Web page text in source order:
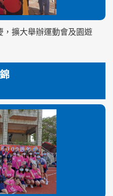
，擴大舉辦運動會及園遊